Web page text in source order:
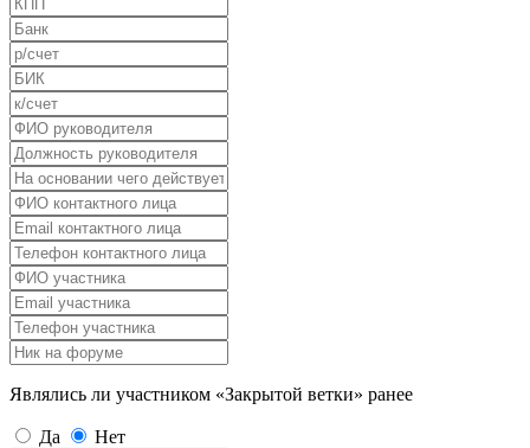
Являлись ли участником «Закрытой ветки» ранее
Да Нет